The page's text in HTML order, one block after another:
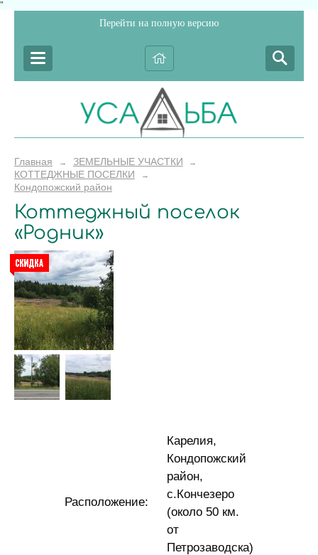
"
Перейти на полную версию
Главная → ЗЕМЕЛЬНЫЕ УЧАСТКИ →
КОТТЕДЖНЫЕ ПОСЕЛКИ →
Кондопожский район
Коттеджный поселок
«Родник»
Расположение:
Карелия,
Кондопожский
район,
с.Кончезеро
(около 50 км.
от
Петрозаводска)